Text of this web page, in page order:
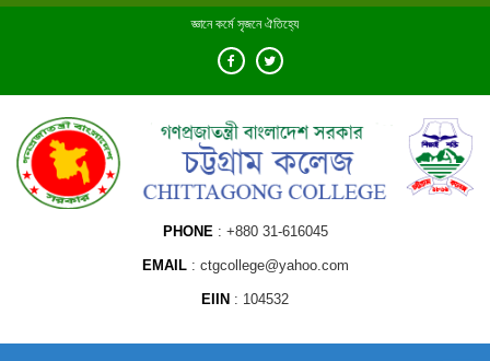
Skip
জ্ঞানে কর্মে সৃজনে ঐতিহ্যে
PHONE +880 31-616045
EMAIL ctgcollege@yahoo.com
EIIN 104532